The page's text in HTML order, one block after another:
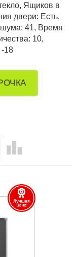
Ящиков в
двери: Есть,
шума: 41, Время
10,
18
leaderboard